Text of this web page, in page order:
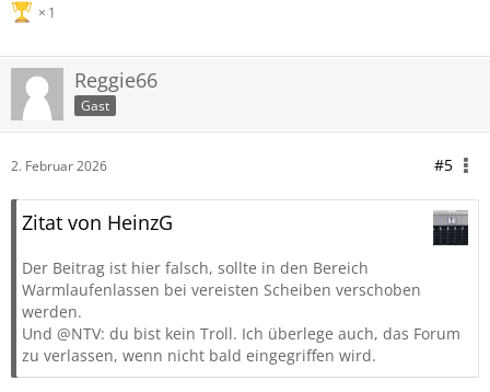
1
Reggie66
Gast
2. Februar 2026 #5
Zitat von HeinzG
Der Beitrag ist hier falsch, sollte in den Bereich
Warmlaufenlassen bei vereisten Scheiben verschoben
werden.
Und @NTV: du bist kein Troll. Ich überlege auch, das Forum
zu verlassen, wenn nicht bald eingegriffen wird.